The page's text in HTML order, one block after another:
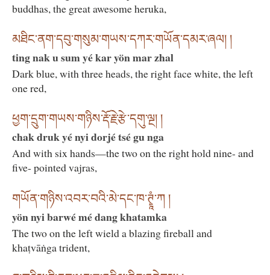
buddhas, the great awesome heruka,
མཐིང་ནག་དབུ་གསུམ་གཡས་དཀར་གཡོན་དམར་ཞལ། །
ting nak u sum yé kar yön mar zhal
Dark blue, with three heads, the right face white, the left
one red,
ཕྱག་དྲུག་གཡས་གཉིས་རྡོ་རྗེ་རྩེ་དགུ་ལྔ། །
chak druk yé nyi dorjé tsé gu nga
And with six hands—the two on the right hold nine- and
five- pointed vajras,
གཡོན་གཉིས་འབར་བའི་མེ་དང་ཁ་ཊྭཱཾ་ཀ །
yön nyi barwé mé dang khatamka
The two on the left wield a blazing fireball and
khaṭvāṅga trident,